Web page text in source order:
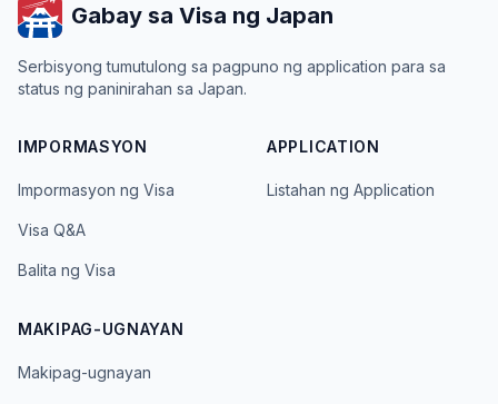
Gabay sa Visa ng Japan
Serbisyong tumutulong sa pagpuno ng application para sa
status ng paninirahan sa Japan.
IMPORMASYON
Impormasyon ng Visa
Visa Q&A
Balita ng Visa
APPLICATION
Listahan ng Application
MAKIPAG-UGNAYAN
Makipag-ugnayan